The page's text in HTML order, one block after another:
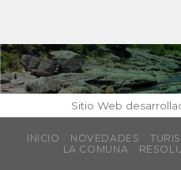
Sitio Web
INICIO NOVEDADES
LA COMUNA